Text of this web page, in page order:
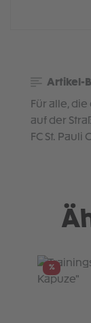
Artikel-
Für alle,
auf der
FC St.
%